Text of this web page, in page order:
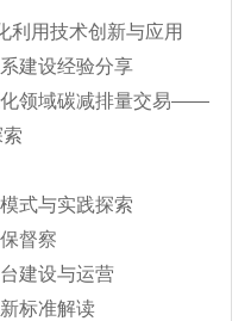
利用技术创新与应用
建设经验分享
化领域碳减排量交易——
式与实践探索
督察
建设与运营
标准解读